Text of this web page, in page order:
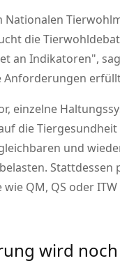
die
an Indikatoren ,
einzelne
die
und
QM, QS oder
wird